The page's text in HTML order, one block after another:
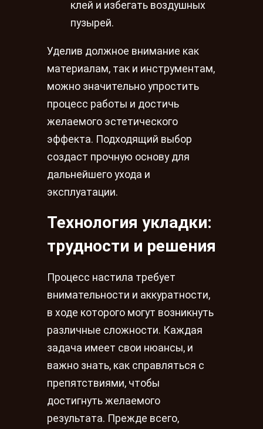
клей и избегать воздушных
пузырей.
Уделив должное внимание как
материалам, так и инструментам,
можно значительно упростить
процесс работы и достичь
желаемого эстетического
эффекта. Подходящий выбор
создаст прочную основу для
дальнейшего ухода и
эксплуатации.
Технология укладки:
трудности и решения
Процесс настила требует
внимательности и аккуратности,
в ходе которого могут возникнуть
различные сложности. Каждая
задача имеет свои нюансы, и
важно знать, как справляться с
препятствиями, чтобы
достигнуть желаемого
результата. Прежде всего,